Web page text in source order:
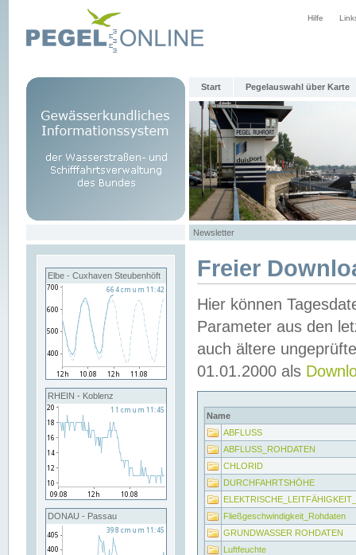
Hilfe
Start Pegelauswahl über Karte
Newsletter
Elbe - Cuxhaven Steubenhöft
RHEIN - Koblenz
DONAU - Passau
Freier
Hier können
Parameter aus den
auch ältere
01.01.2000 als
Name
ABFLUSS
ABFLUSS_ROHDATEN
CHLORID
DURCHFAHRTSHÖHE
Fließgeschwindigkeit_Rohdaten
GRUNDWASSER ROHDATEN
Luftfeuchte